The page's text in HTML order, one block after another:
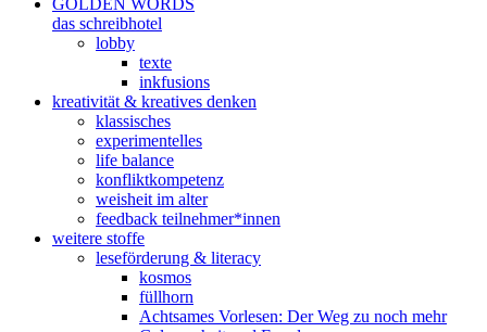
das schreibhotel
lobby
texte
inkfusions
kreativität & kreatives denken
klassisches
experimentelles
life balance
konfliktkompetenz
weisheit im alter
feedback teilnehmer*innen
weitere stoffe
leseförderung & literacy
kosmos
füllhorn
Achtsames Vorlesen: Der Weg zu noch mehr